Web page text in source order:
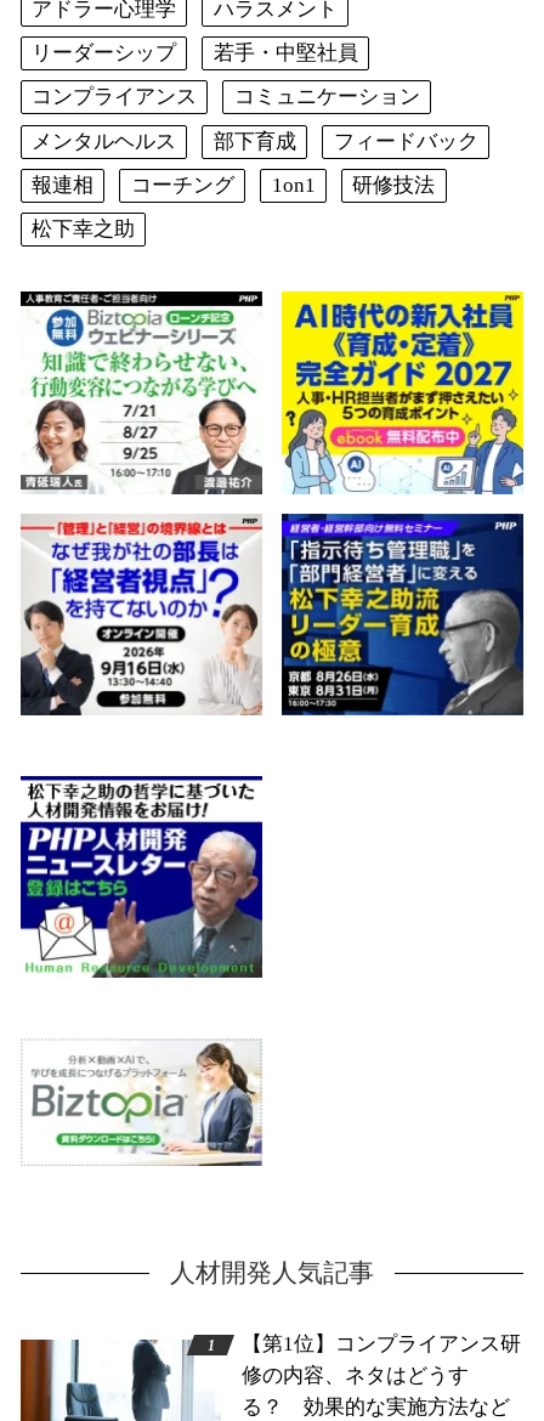
アドラー心理学
ハラスメント
リーダーシップ
若手・中堅社員
コンプライアンス
コミュニケーション
メンタルヘルス
部下育成
フィードバック
報連相
コーチング 1on1
研修技法
松下幸之助
人材開発人気記事
【第1位】コンプライアンス研
修の内容、ネタはどうす
る？ 効果的な実施方法など